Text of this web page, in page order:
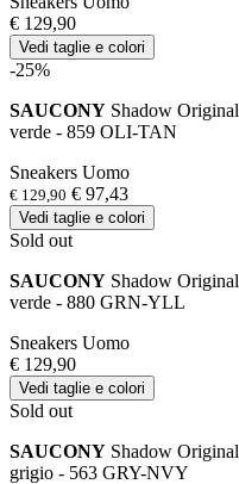
€ 129,90
Vedi taglie e colori
-25%
SAUCONY Shadow Original
verde - 859 OLI-TAN
Sneakers Uomo
€ 129,90 € 97,43
Vedi taglie e colori
Sold out
SAUCONY Shadow Original
verde - 880 GRN-YLL
Sneakers Uomo
€ 129,90
Vedi taglie e colori
Sold out
SAUCONY Shadow Original
grigio - 563 GRY-NVY